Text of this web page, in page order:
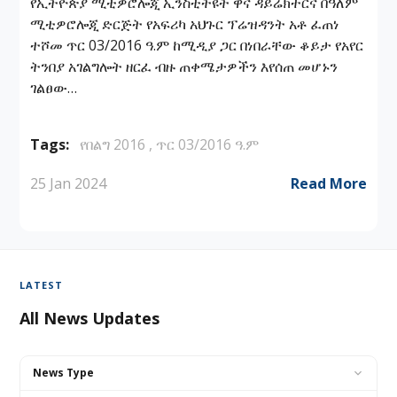
ሚቲዎሮሎጂ ድርጅት የአፍሪካ አህጉር ፕሬዝዳንት አቶ ፈጠነ
ተሾመ ጥር 03/2016 ዓ.ም ከሚዲያ ጋር በነበራቸው ቆይታ የአየር
ትንበያ አገልግሎት ዘርፈ ብዙ ጠቀሜታዎችን እየሰጠ መሆኑን
ገልፀው…
Tags: የበልግ 2016 , ጥር 03/2016 ዓ.ም
25 Jan 2024
Read More
LATEST
All News Updates
News Type